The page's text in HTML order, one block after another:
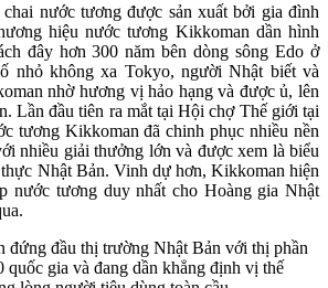
nước tương được sản xuất bởi gia đình
hiệu nước tương Kikkoman dần hình
đây hơn 300 năm bên dòng sông Edo ở
nhỏ không xa Tokyo, người Nhật biết và
nhờ hương vị hảo hạng và được ủ, lên
Lần đầu tiên ra mắt tại Hội chợ Thế giới tại
tương Kikkoman đã chinh phục nhiều nền
nhiều giải thưởng lớn và được xem là biểu
Nhật Bản. Vinh dự hơn, Kikkoman hiện
nước tương duy nhất cho Hoàng gia Nhật
đầu thị trường Nhật Bản với thị phần
quốc gia và đang dần khẳng định vị thế